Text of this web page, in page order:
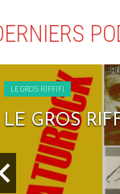
LE GROS RIFFIFI
LE GROS